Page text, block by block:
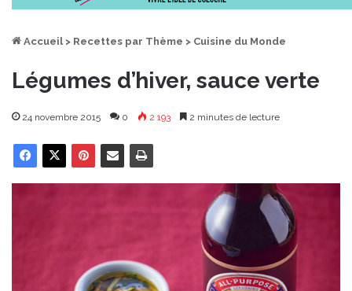
Accueil > Recettes par Thème > Cuisine du Monde
Légumes d’hiver, sauce verte
24 novembre 2015 0 2 193 2 minutes de lecture